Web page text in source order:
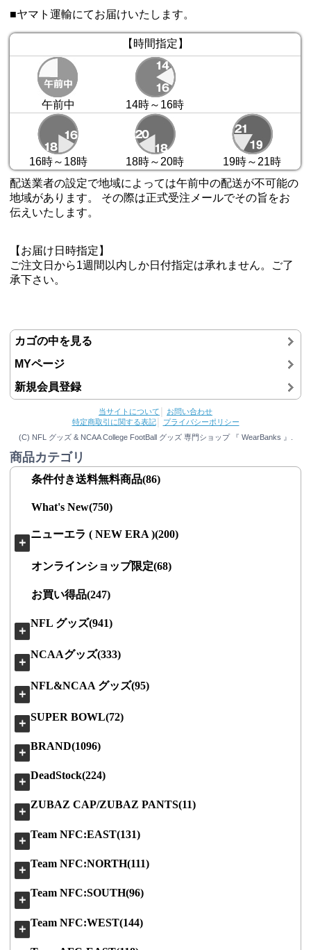
■ヤマト運輸にてお届けいたします。
【時間指定】
午前中 14時～16時
16時～18時 18時～20時
19時～21時
配送業者の設定で地域によっては午前中の配送が不可能の
地域があります。 その際は正式受注メールでその旨をお
伝えいたします。
【お届け日時指定】
ご注文日から1週間以内しか日付指定は承れません。ご了
承下さい。
カゴの中を見る
MYページ
新規会員登録
当サイトについて
お問い合わせ
特定商取引に関する表記│
プライバシーポリシー
(C) NFL グッズ & NCAA College FootBall グッズ 専門ショップ 『 WearBanks 』.
商品カテゴリ
条件付き送料無料商品(86)
What's New(750)
＋
ニューエラ ( NEW ERA )(200)
オンラインショップ限定(68)
お買い得品(247)
＋
NFL グッズ(941)
＋
NCAAグッズ(333)
＋
NFL&NCAA グッズ(95)
＋
SUPER BOWL(72)
＋
BRAND(1096)
＋
DeadStock(224)
＋
ZUBAZ CAP/ZUBAZ PANTS(11)
＋
Team NFC:EAST(131)
＋
Team NFC:NORTH(111)
＋
Team NFC:SOUTH(96)
＋
Team NFC:WEST(144)